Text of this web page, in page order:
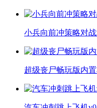
小兵向前冲策略对
超级丧尸畅玩版内